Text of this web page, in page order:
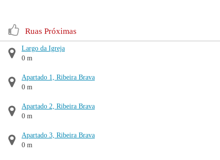
Ruas Próximas
Largo da Igreja
0 m
Apartado 1, Ribeira Brava
0 m
Apartado 2, Ribeira Brava
0 m
Apartado 3, Ribeira Brava
0 m